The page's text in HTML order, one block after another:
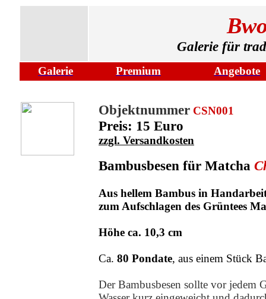
Galerie für
Galerie Premium Angebote
Objektnummer CSN001
Preis: 15 Euro
zzgl. Versandkosten
Bambusbesen für Matcha
Aus hellem Bambus in
zum Aufschlagen des Grüntees
Höhe ca. 10,3 cm
Ca. 80 Pondate, aus einem Stück
Der Bambusbesen sollte vor jedem